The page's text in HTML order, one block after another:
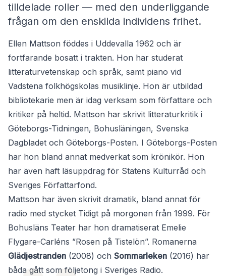
tilldelade roller — med den underliggande
frågan om den enskilda individens frihet.
Ellen Mattson föddes i Uddevalla 1962 och är
fortfarande bosatt i trakten. Hon har studerat
litteraturvetenskap och språk, samt piano vid
Vadstena folkhögskolas musiklinje. Hon är utbildad
bibliotekarie men är idag verksam som författare och
kritiker på heltid. Mattson har skrivit litteraturkritik i
Göteborgs-Tidningen, Bohusläningen, Svenska
Dagbladet och Göteborgs-Posten. I Göteborgs-Posten
har hon bland annat medverkat som krönikör. Hon
har även haft läsuppdrag för Statens Kulturråd och
Sveriges Författarfond.
Mattson har även skrivit dramatik, bland annat för
radio med stycket Tidigt på morgonen från 1999. För
Bohusläns Teater har hon dramatiserat Emelie
Flygare-Carléns ”Rosen på Tistelön”. Romanerna
Glädjestranden (2008) och Sommarleken (2016) har
båda gått som följetong i Sveriges Radio.